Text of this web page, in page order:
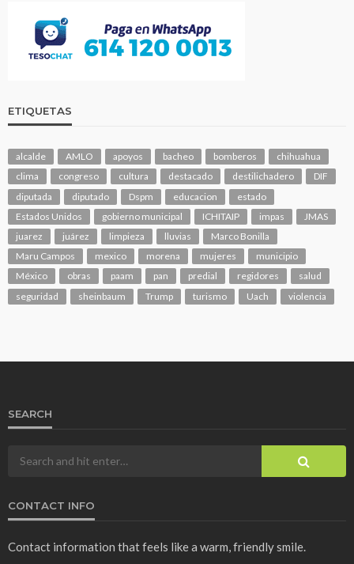
ETIQUETAS
alcalde AMLO apoyos bacheo bomberos
chihuahua
clima
congreso cultura destacado destilichadero
DIF
diputada
diputado Dspm educacion
estado
Estados Unidos
gobierno municipal ICHITAIP impas
JMAS
juarez
juárez limpieza lluvias
Marco Bonilla
Maru Campos
mexico morena mujeres
municipio
México
obras paam pan predial regidores
salud
seguridad
sheinbaum Trump turismo Uach violencia
SEARCH
CONTACT INFO
Contact information that feels like a warm, friendly smile.